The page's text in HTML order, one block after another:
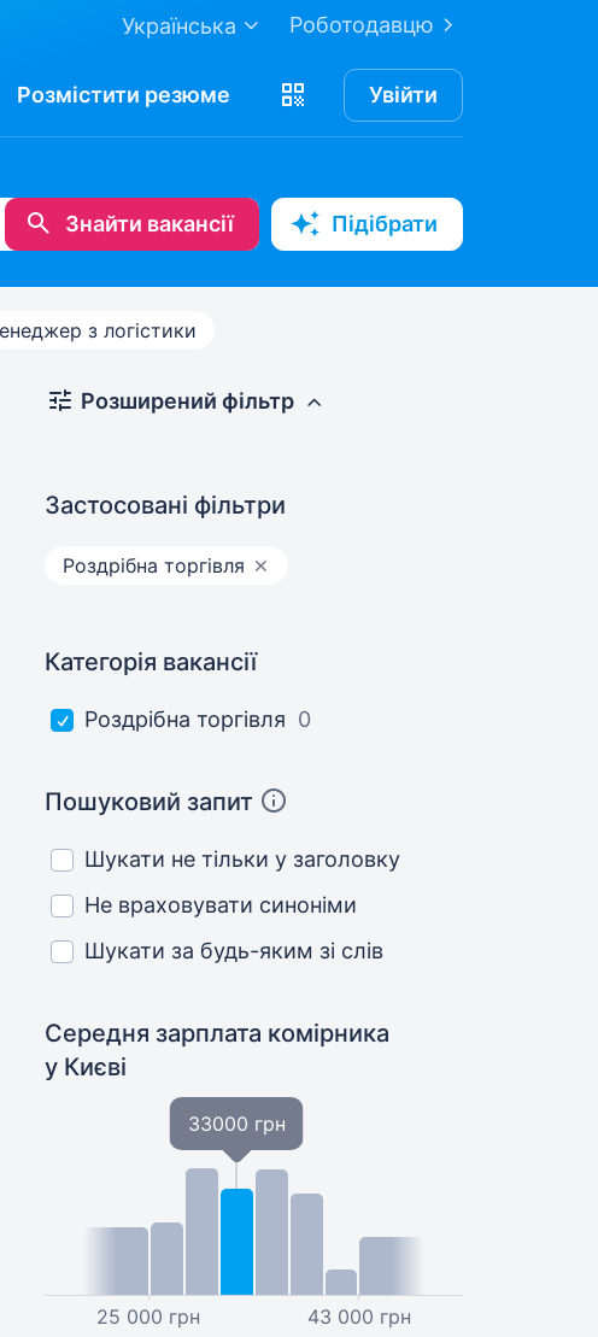
Роботодавцю
Українська
Розмістити резюме Увійти
Знайти вакансії Підібрати
з логістики
Розширений фільтр
Застосовані фільтри
Роздрібна торгівля
Категорія вакансії
Роздрібна торгівля 0
Пошуковий запит
Шукати не тільки у заголовку
Не враховувати синоніми
Шукати за будь-яким зі слів
Середня зарплата комірника
у Києві
25 000 грн
33000 грн
43 000 грн